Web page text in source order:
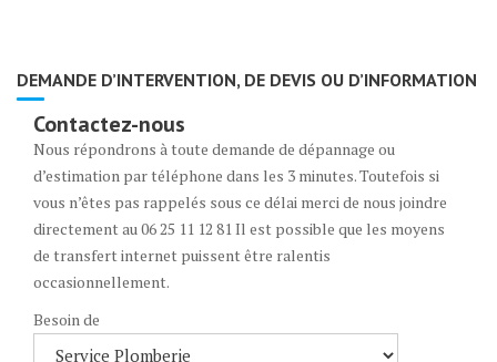
DEMANDE D’INTERVENTION, DE DEVIS OU D’INFORMATION
Contactez-nous
Nous répondrons à toute demande de dépannage ou
d’estimation par téléphone dans les 3 minutes. Toutefois si
vous n’êtes pas rappelés sous ce délai merci de nous joindre
directement au 06 25 11 12 81 Il est possible que les moyens
de transfert internet puissent être ralentis
occasionnellement.
Besoin de